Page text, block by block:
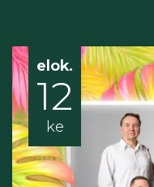
elok.
12
ke